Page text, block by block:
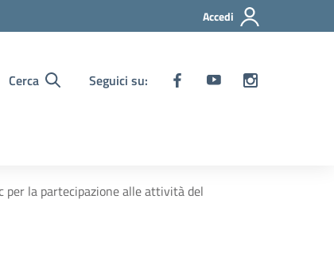
Accedi
Cerca Seguici su:
per la partecipazione alle attività del